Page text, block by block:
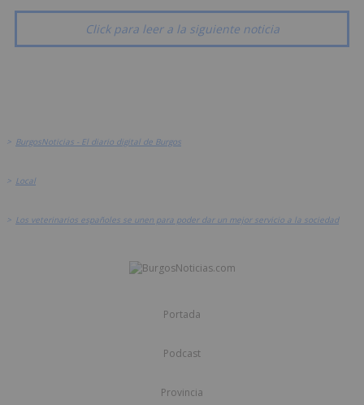
Click para leer a la siguiente noticia
> BurgosNoticias - El diario digital de Burgos
> Local
> Los veterinarios españoles se unen para poder dar un mejor servicio a la sociedad
Portada
Podcast
Provincia